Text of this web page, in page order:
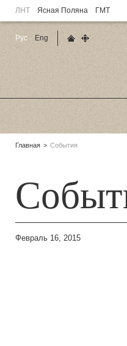
ЛНТ Ясная Поляна ГМТ
Родительские
Главная События
Февраль 16, 2015
Рус
Eng